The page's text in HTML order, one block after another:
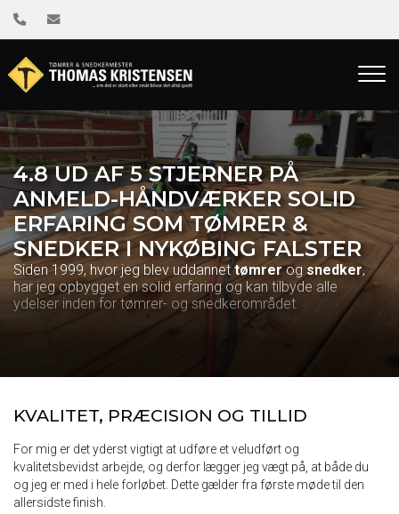
Gå
hovedindhold
4.8 UD AF 5 STJERNER PÅ
ANMELD-HÅNDVÆRKER SOLID
ERFARING SOM TØMRER &
SNEDKER I NYKØBING FALSTER
Siden 1999, hvor jeg blev uddannettømrerog snedker,
har jeg opbygget en solid erfaring og kan tilbyde alle
ydelser inden for tømrer- og snedkerområdet.
KVALITET, PRÆCISION OG TILLID
For mig er det yderst vigtigt at udføre et veludført og
kvalitetsbevidst arbejde, og derfor lægger jeg vægt på, at både du
og jeg er med i hele forløbet. Dette gælder fra første møde til den
allersidste finish.